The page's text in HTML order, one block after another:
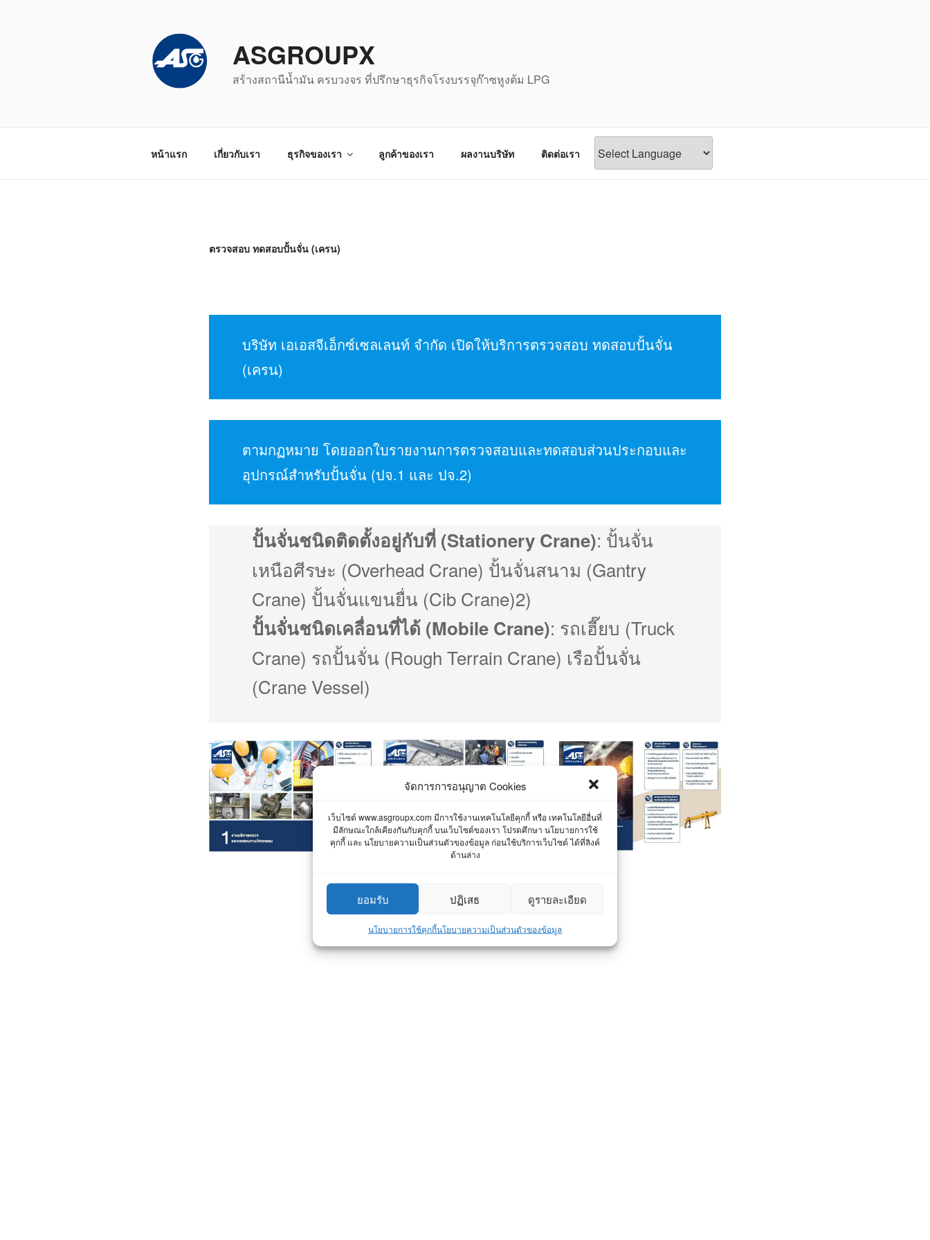
จัดการการอนุญาต Cookies
เว็บไซต์ www.asgroupx.com มีการใช้งานเทคโนโลยีคุกกี้ หรือ เทคโนโลยีอื่นที่
มีลักษณะใกล้เคียงกันกับคุกกี้ บนเว็บไซต์ของเรา โปรดศึกษา นโยบายการใช้
คุกกี้ และ นโยบายความเป็นส่วนตัวของข้อมูล ก่อนใช้บริการเว็บไซต์ ได้ที่ลิงค์
ด้านล่าง
ยอมรับ ปฏิเสธ ดูรายละเอียด
นโยบายการใช้คุกกี้นโยบายความเป็นส่วนตัวของข้อมูล
ASGROUPX
สร้างสถานีน้ำมัน ครบวงจร ที่ปรึกษาธุรกิจโรงบรรจุก๊าซหูงต้ม LPG
หน้าแรก เกี่ยวกับเรา ธุรกิจของเรา ลูกค้าของเรา ผลงานบริษัท ติดต่อเรา
ตรวจสอบ ทดสอบปั้นจั่น (เครน)
บริษัท เอเอสจีเอ็กซ์เซลเลนท์ จำกัด เปิดให้บริการตรวจสอบ ทดสอบปั้นจั่น
(เครน)
ตามกฏหมาย โดยออกใบรายงานการตรวจสอบและทดสอบส่วนประกอบและ
อุปกรณ์สำหรับปั้นจั่น (ปจ.1 และ ปจ.2)
ปั้นจั่นชนิดติดตั้งอยู่กับที่ (Stationery Crane): ปั้นจั่น
เหนือศีรษะ (Overhead Crane) ปั้นจั่นสนาม (Gantry
Crane) ปั้นจั่นแขนยื่น (Cib Crane)2)
ปั้นจั่นชนิดเคลื่อนที่ได้ (Mobile Crane): รถเฮี๊ยบ (Truck
Crane) รถปั้นจั่น (Rough Terrain Crane) เรือปั้นจั่น
(Crane Vessel)